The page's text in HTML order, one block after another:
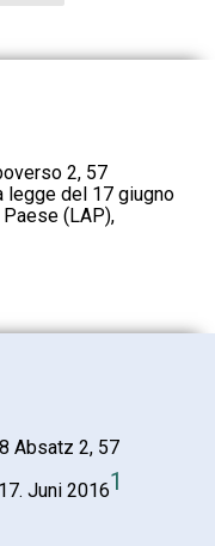
2, 57
legge del 17 giugno
(LAP),
Absatz 2, 57
Juni 20161